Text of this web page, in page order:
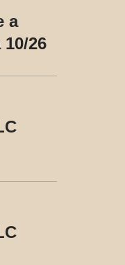
a
26